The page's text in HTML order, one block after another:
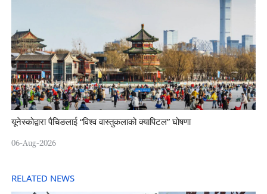
यूनेस्कोद्वारा पैचिङलाई “विश्व वास्तुकलाको क्यापिटल” घोषणा
06-Aug-2026
RELATED NEWS